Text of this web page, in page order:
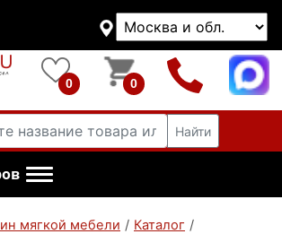
0 0
Найти
мягкой мебели / Каталог /